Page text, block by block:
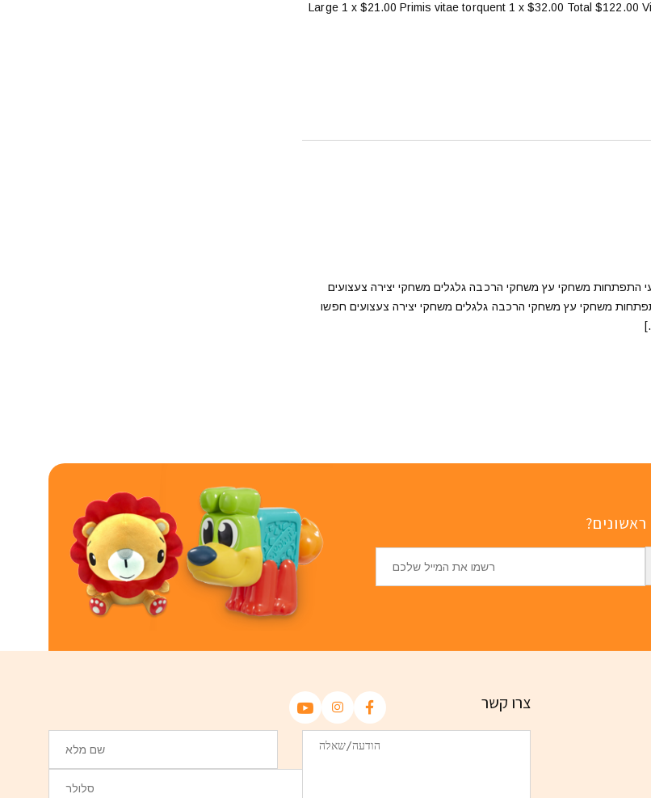
Large 1 x $21.00 Primis vitae torquent 1 x $32.00 Total $122.00
צעצועי התפתחות משחקי עץ משחקי הרכבה גלגלים משחקי יצירה צעצועים
משחקי עץ משחקי הרכבה גלגלים משחקי יצירה צעצועים חפשו
צרו קשר